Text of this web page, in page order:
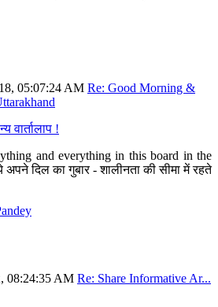
05:07:24 AM Re: Good Morning &
वार्तालाप !
and everything in this board in the
दिल का गुबार - शालीनता की सीमा में रहते
08:24:35 AM Re: Share Informative Ar...